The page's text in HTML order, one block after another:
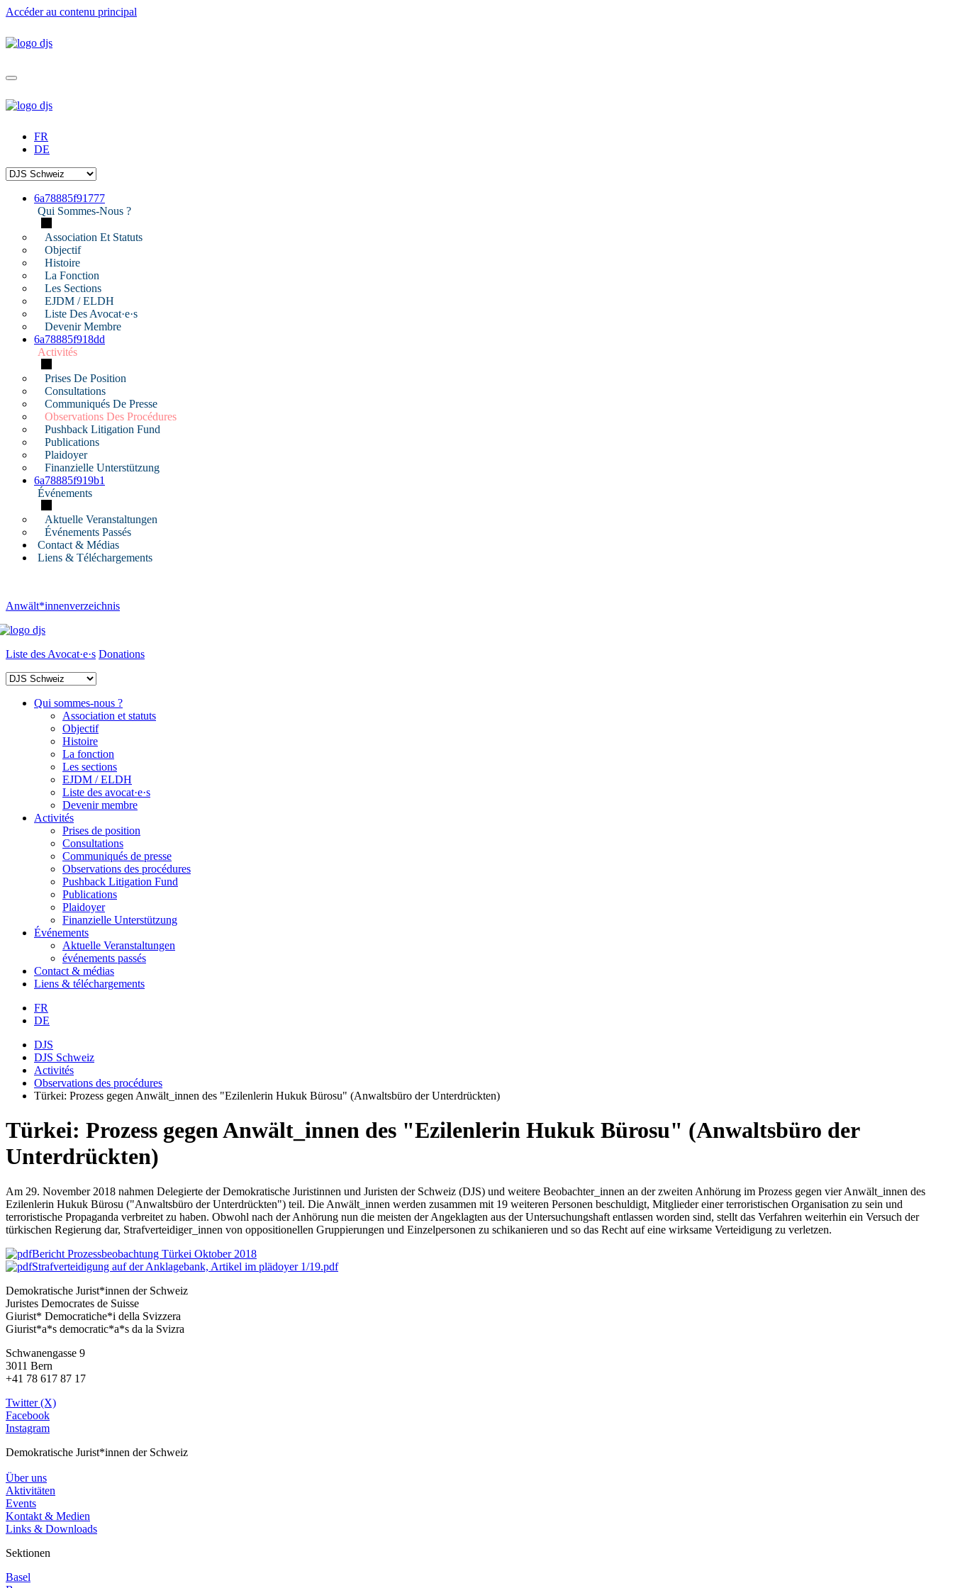
Accéder au contenu principal
FR
DE
6a78885f91777
Qui Sommes-Nous ?
Association Et Statuts
Objectif
Histoire
La Fonction
Les Sections
EJDM / ELDH
Liste Des Avocat·e·s
Devenir Membre
6a78885f918dd
Activités
Prises De Position
Consultations
Communiqués De Presse
Observations Des Procédures
Pushback Litigation Fund
Publications
Plaidoyer
Finanzielle Unterstützung
6a78885f919b1
Événements
Aktuelle Veranstaltungen
Événements Passés
Contact & Médias
Liens & Téléchargements
Anwält*innenverzeichnis
Liste des Avocat·e·s Donations
Qui sommes-nous ?
Association et statuts
Objectif
Histoire
La fonction
Les sections
EJDM / ELDH
Liste des avocat·e·s
Devenir membre
Activités
Prises de position
Consultations
Communiqués de presse
Observations des procédures
Pushback Litigation Fund
Publications
Plaidoyer
Finanzielle Unterstützung
Événements
Aktuelle Veranstaltungen
événements passés
Contact & médias
Liens & téléchargements
FR
DE
DJS
DJS Schweiz
Activités
Observations des procédures
Türkei: Prozess gegen Anwält_innen des "Ezilenlerin Hukuk Bürosu" (Anwaltsbüro der Unterdrückten)
Türkei: Prozess gegen Anwält_innen des "Ezilenlerin Hukuk Bürosu" (Anwaltsbüro der
Unterdrückten)
Am 29. November 2018 nahmen Delegierte der Demokratische Juristinnen und Juristen der Schweiz (DJS) und weitere Beobachter_innen an der zweiten Anhörung im Prozess gegen vier Anwält_innen des
Ezilenlerin Hukuk Bürosu ("Anwaltsbüro der Unterdrückten") teil. Die Anwält_innen werden zusammen mit 19 weiteren Personen beschuldigt, Mitglieder einer terroristischen Organisation zu sein und
terroristische Propaganda verbreitet zu haben. Obwohl nach der Anhörung nun die meisten der Angeklagten aus der Untersuchungshaft entlassen worden sind, stellt das Verfahren weiterhin ein Versuch der
türkischen Regierung dar, Strafverteidiger_innen von oppositionellen Gruppierungen und Einzelpersonen zu schikanieren und so das Recht auf eine wirksame Verteidigung zu verletzen.
Bericht Prozessbeobachtung Türkei Oktober 2018
Strafverteidigung auf der Anklagebank, Artikel im plädoyer 1/19.pdf
Demokratische Jurist*innen der Schweiz
Juristes Democrates de Suisse
Giurist* Democratiche*i della Svizzera
Giurist*a*s democratic*a*s da la Svizra
Schwanengasse 9
3011 Bern
+41 78 617 87 17
Twitter (X)
Facebook
Instagram
Demokratische Jurist*innen der Schweiz
Über uns
Aktivitäten
Events
Kontakt & Medien
Links & Downloads
Sektionen
Basel